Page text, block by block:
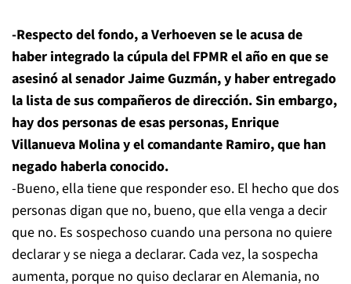
-Respecto del fondo, a Verhoeven se le acusa de
haber integrado la cúpula del FPMR el año en que se
asesinó al senador Jaime Guzmán, y haber entregado
la lista de sus compañeros de dirección. Sin embargo,
hay dos personas de esas personas, Enrique
Villanueva Molina y el comandante Ramiro, que han
negado haberla conocido.
-Bueno, ella tiene que responder eso. El hecho que dos
personas digan que no, bueno, que ella venga a decir
que no. Es sospechoso cuando una persona no quiere
declarar y se niega a declarar. Cada vez, la sospecha
aumenta, porque no quiso declarar en Alemania, no